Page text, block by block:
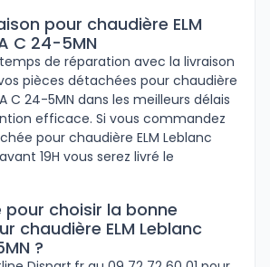
pour chaudière ELM
C 24-5MN
de réparation avec la livraison
pièces détachées pour chaudière
C 24-5MN dans les meilleurs délais
efficace. Si vous commandez
pour chaudière ELM Leblanc
19H vous serez livré le
pour choisir la bonne
chaudière ELM Leblanc
?